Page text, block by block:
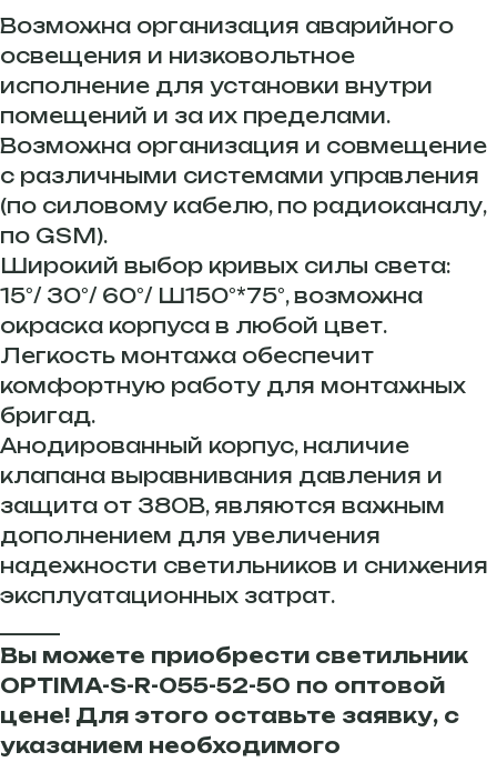
Возможна организация аварийного
освещения и низковольтное
исполнение для установки внутри
помещений и за их пределами.
Возможна организация и совмещение
с различными системами управления
(по силовому кабелю, по радиоканалу,
по GSM).
Широкий выбор кривых силы света:
15°/ 30°/ 60°/ Ш150°*75°, возможна
окраска корпуса в любой цвет.
Легкость монтажа обеспечит
комфортную работу для монтажных
бригад.
Анодированный корпус, наличие
клапана выравнивания давления и
защита от 380В, являются важным
дополнением для увеличения
надежности светильников и снижения
эксплуатационных затрат.
Вы можете приобрести светильник
OPTIMA-S-R-055-52-50 по оптовой
цене! Для этого оставьте заявку, с
указанием необходимого